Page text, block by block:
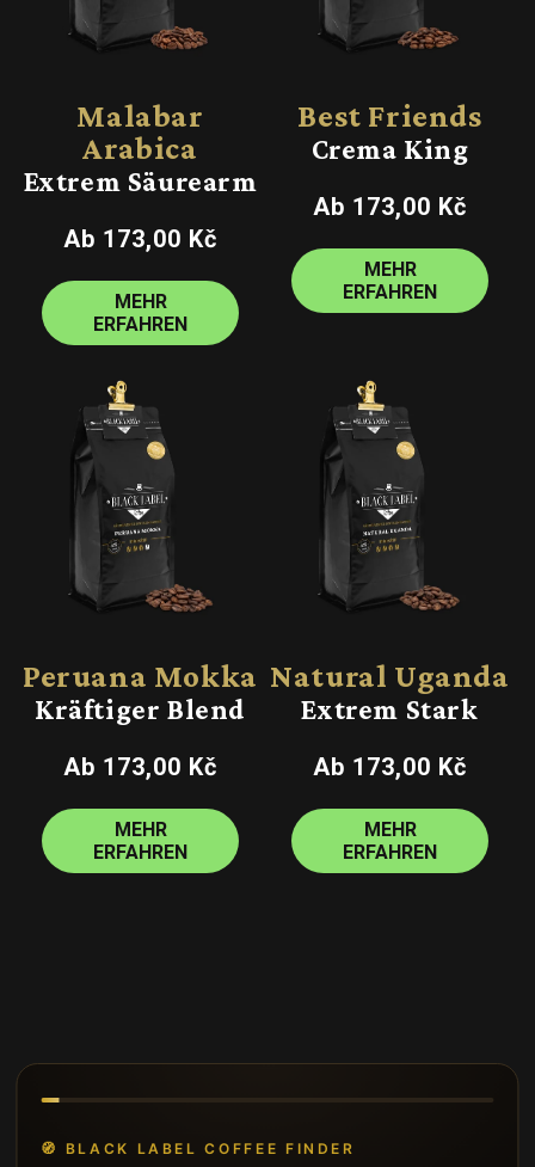
Malabar
Arabica
Extrem Säurearm
Normaler
Ab 173,00 Kč
MEHR
ERFAHREN
Best Friends
Crema King
Normaler
Ab 173,00 Kč
MEHR
ERFAHREN
Peruana Mokka
Kräftiger Blend
Normaler
Ab 173,00 Kč
MEHR
ERFAHREN
Natural Uganda
Extrem Stark
Normaler
Ab 173,00 Kč
MEHR
ERFAHREN
🧭 BLACK LABEL COFFEE FINDER